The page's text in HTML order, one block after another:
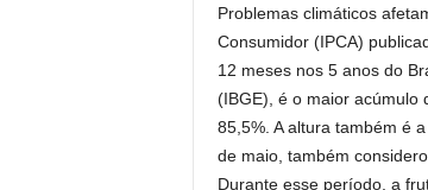
Problemas climáticos
Consumidor (IPCA)
12 meses nos 5 anos do
(IBGE), é o maior acúmulo
85,5%. A altura também é
de maio, também
Durante esse período, a